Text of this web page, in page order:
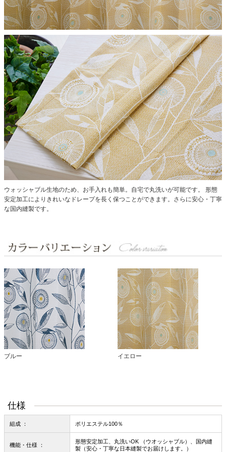
ウォッシャブル生地のため、お手入れも簡単。自宅で丸洗いが可能です。
形態
安定加工によりきれいなドレープを長く保つことができます。さらに安心・丁寧
な国内縫製です。
ブルー イエロー
仕様
組成 ： ポリエステル100％
機能・仕様 ：
形態安定加工、丸洗いOK （ウオッシャブル）、国内縫
製（安心・丁寧な日本縫製でお届けします。）